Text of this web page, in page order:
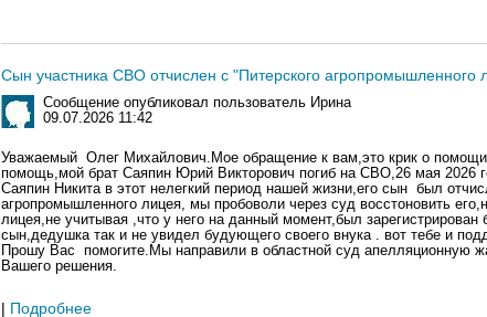
Сын участника СВО отчислен с "Питерского агропромышленного
Сообщение опубликовал пользователь Ирина
09.07.2026 11:42
Уважаемый Олег Михайлович.Мое обращение к вам,это крик о
помощь,мой брат Саяпин Юрий Викторович погиб на СВО,26 мая 2026
Саяпин Никита в этот нелегкий период нашей жизни,его сын был
агропромышленного лицея, мы пробоволи через суд восстоновить
лицея,не учитывая ,что у него на данный момент,был зарегистрирован
сын,дедушка так и не увидел будующего своего внука . вот тебе и
Прошу Вас помогите.Мы направили в областной суд апелляционную
Вашего решения.
| Подробнее